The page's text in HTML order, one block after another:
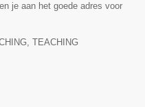
je aan het goede adres voor
TEACHING